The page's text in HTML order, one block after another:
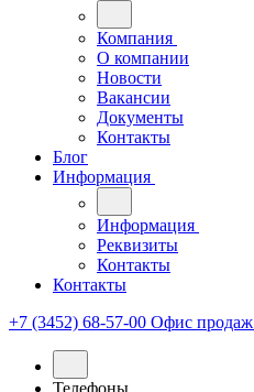
Компания
О компании
Новости
Вакансии
Документы
Контакты
Блог
Информация
Информация
Реквизиты
Контакты
Контакты
+7 (3452) 68-57-00 Офис продаж
Телефоны